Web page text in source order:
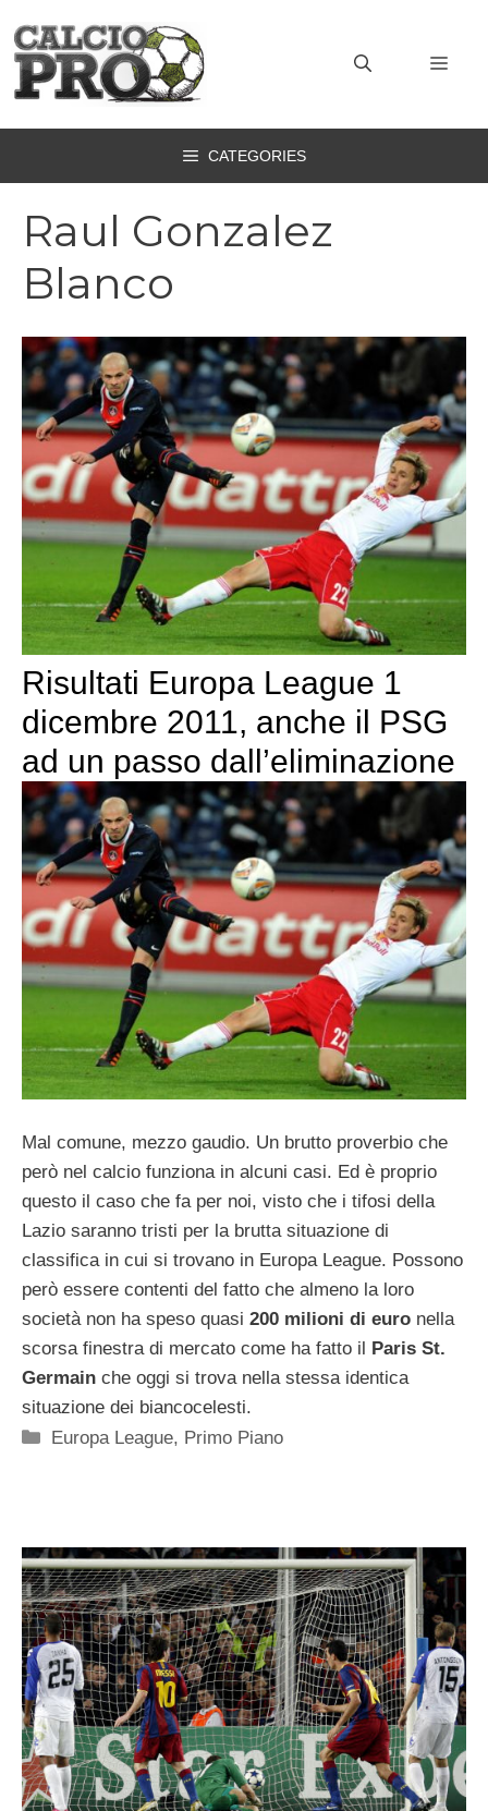
contenuto
CATEGORIES
Raul Gonzalez
Blanco
Risultati Europa League 1
dicembre 2011, anche il PSG
ad un passo dall’eliminazione
Mal comune, mezzo gaudio. Un brutto proverbio che
però nel calcio funziona in alcuni casi. Ed è proprio
questo il caso che fa per noi, visto che i tifosi della
Lazio saranno tristi per la brutta situazione di
classifica in cui si trovano in Europa League. Possono
però essere contenti del fatto che almeno la loro
società non ha speso quasi 200 milioni di euro nella
scorsa finestra di mercato come ha fatto il Paris St.
Germain che oggi si trova nella stessa identica
situazione dei biancocelesti.
Categorie
Europa League, Primo Piano